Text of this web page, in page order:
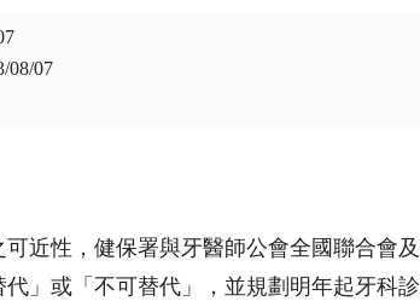
08/07
近性，健保署與牙醫師公會全國聯合會
」或「不可替代」，並規劃明年起牙科